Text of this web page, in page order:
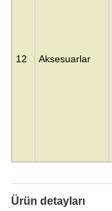
12 Aksesuarlar
Ürün detayları